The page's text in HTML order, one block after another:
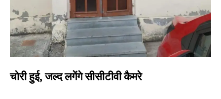
चोरी हुई, जल्द लगेंगे सीसीटीवी कैमरे